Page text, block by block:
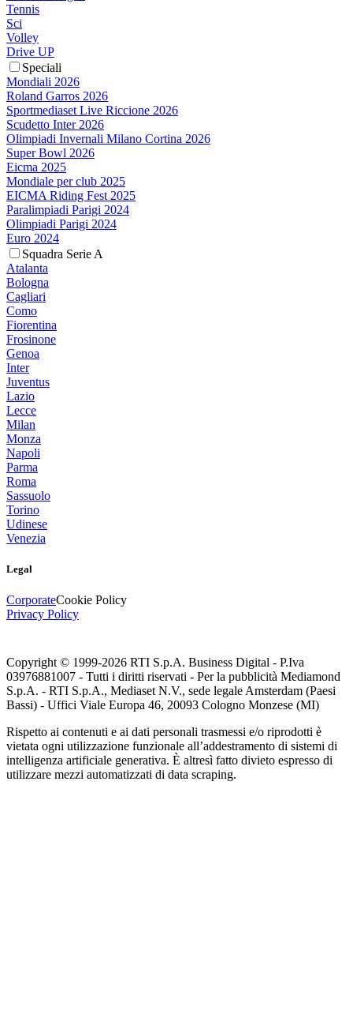
Tennis
Sci
Volley
Drive UP
Speciali
Mondiali 2026
Roland Garros 2026
Sportmediaset Live Riccione 2026
Scudetto Inter 2026
Olimpiadi Invernali Milano Cortina 2026
Super Bowl 2026
Eicma 2025
Mondiale per club 2025
EICMA Riding Fest 2025
Paralimpiadi Parigi 2024
Olimpiadi Parigi 2024
Euro 2024
Squadra Serie A
Atalanta
Bologna
Cagliari
Como
Fiorentina
Frosinone
Genoa
Inter
Juventus
Lazio
Lecce
Milan
Monza
Napoli
Parma
Roma
Sassuolo
Torino
Udinese
Venezia
Legal
CorporateCookie Policy
Privacy Policy
Copyright © 1999-2026 RTI S.p.A. Business Digital - P.Iva
03976881007 - Tutti i diritti riservati - Per la pubblicità Mediamond
S.p.A. - RTI S.p.A., Mediaset N.V., sede legale Amsterdam (Paesi
Bassi) - Uffici Viale Europa 46, 20093 Cologno Monzese (MI)
Rispetto ai contenuti e ai dati personali trasmessi e/o riprodotti è
vietata ogni utilizzazione funzionale all’addestramento di sistemi di
intelligenza artificiale generativa. È altresì fatto divieto espresso di
utilizzare mezzi automatizzati di data scraping.